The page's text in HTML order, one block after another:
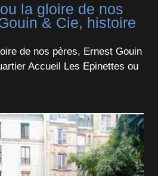
la gloire de nos
& Cie, histoire
de nos pères, Ernest Gouin
Accueil Les Epinettes ou